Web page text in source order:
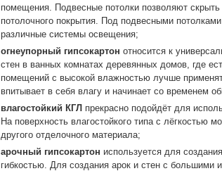
помещения. Подвесные потолки позволяют
потолочного покрытия. Под подвесными
различные системы освещения;
огнеупорный гипсокартон относится к
стен в ванных комнатах деревянных домов, где
помещений с высокой влажностью лучше
впитывает в себя влагу и начинает со временем
влагостойкий КГЛ прекрасно подойдёт для
На поверхность влагостойкого типа с лёгкостью
другого отделочного материала;
арочный гипсокартон используется для
гибкостью. Для создания арок и стен с